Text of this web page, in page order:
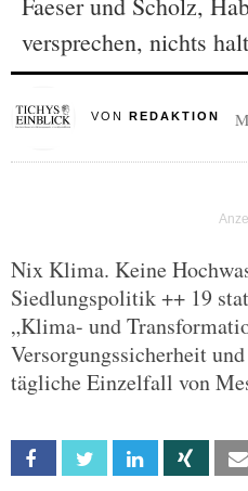
versprechen, nichts
VON REDAKTION
Nix Klima. Keine
Siedlungspolitik ++ 19
„Klima- und
Versorgungssicherheit
tägliche Einzelfall von
Facebook Twitter Linkedin Xing